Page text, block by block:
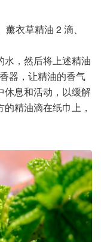
衣草精油 2 滴、
水，然后将上述精油
器，让精油的香气
休息和活动，以缓解
精油滴在纸巾上，